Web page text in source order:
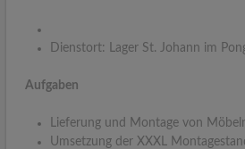
Dienstort: Lager St. Johann im
Aufgaben
Lieferung und Montage von
Umsetzung der XXXL